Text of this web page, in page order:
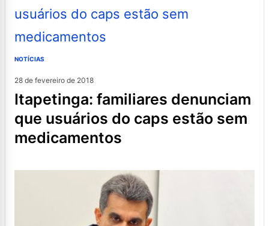
NOTÍCIAS
28 de fevereiro de 2018
itapetinga: familiares denunciam
que usuários do caps estão sem
medicamentos